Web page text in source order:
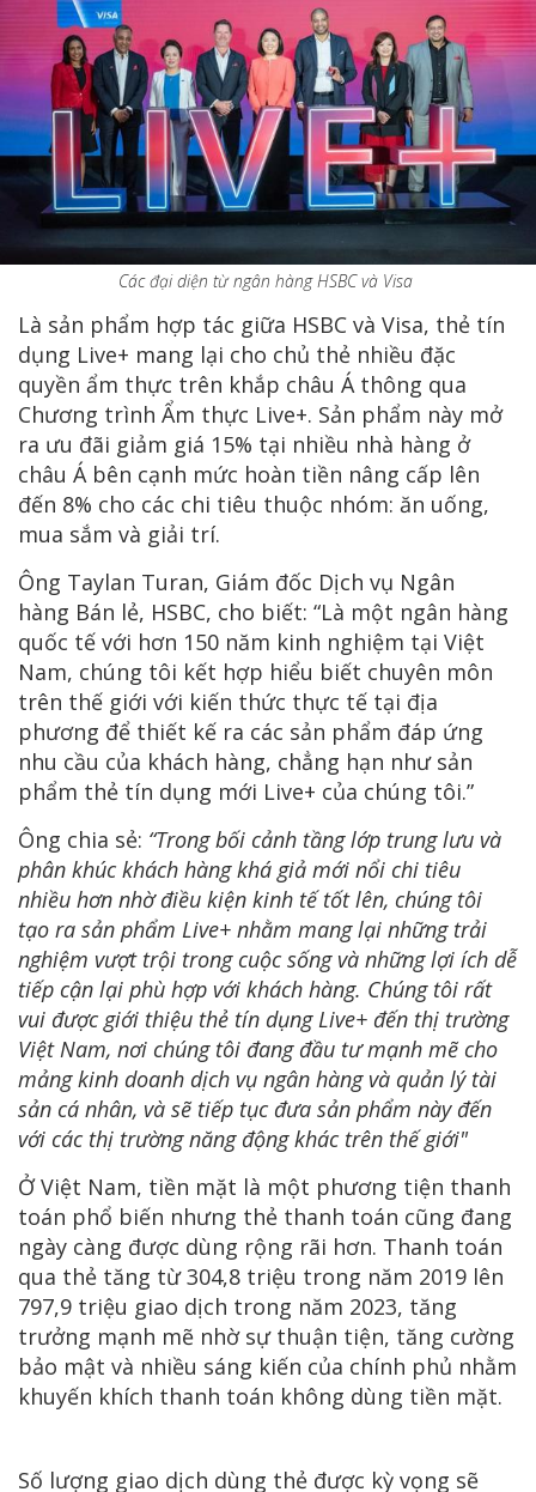
Các đại diện từ ngân hàng HSBC và Visa
Là sản phẩm hợp tác giữa HSBC và Visa, thẻ tín
dụng Live+ mang lại cho chủ thẻ nhiều đặc
quyền ẩm thực trên khắp châu Á thông qua
Chương trình Ẩm thực Live+. Sản phẩm này mở
ra ưu đãi giảm giá 15% tại nhiều nhà hàng ở
châu Á bên cạnh mức hoàn tiền nâng cấp lên
đến 8% cho các chi tiêu thuộc nhóm: ăn uống,
mua sắm và giải trí.
Ông Taylan Turan, Giám đốc Dịch vụ Ngân
hàng Bán lẻ, HSBC, cho biết: “Là một ngân hàng
quốc tế với hơn 150 năm kinh nghiệm tại Việt
Nam, chúng tôi kết hợp hiểu biết chuyên môn
trên thế giới với kiến ​​thức thực tế tại địa
phương để thiết kế ra các sản phẩm đáp ứng
nhu cầu của khách hàng, chẳng hạn như sản
phẩm thẻ tín dụng mới Live+ của chúng tôi.”
Ông chia sẻ: “Trong bối cảnh tầng lớp trung lưu và
phân khúc khách hàng khá giả mới nổi chi tiêu
nhiều hơn nhờ điều kiện kinh tế tốt lên, chúng tôi
tạo ra sản phẩm Live+ nhằm mang lại những trải
nghiệm vượt trội trong cuộc sống và những lợi ích dễ
tiếp cận lại phù hợp với khách hàng. Chúng tôi rất
vui được giới thiệu thẻ tín dụng Live+ đến thị trường
Việt Nam, nơi chúng tôi đang đầu tư mạnh mẽ cho
mảng kinh doanh dịch vụ ngân hàng và quản lý tài
sản cá nhân, và sẽ tiếp tục đưa sản phẩm này đến
với các thị trường năng động khác trên thế giới"
Ở Việt Nam, tiền mặt là một phương tiện thanh
toán phổ biến nhưng thẻ thanh toán cũng đang
ngày càng được dùng rộng rãi hơn. Thanh toán
qua thẻ tăng từ 304,8 triệu trong năm 2019 lên
797,9 triệu giao dịch trong năm 2023, tăng
trưởng mạnh mẽ nhờ sự thuận tiện, tăng cường
bảo mật và nhiều sáng kiến của chính phủ nhằm
khuyến khích thanh toán không dùng tiền mặt.
Số lượng giao dịch dùng thẻ được kỳ vọng sẽ